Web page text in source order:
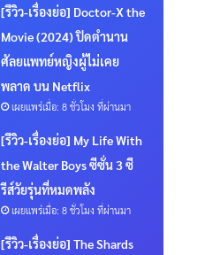
[รีวิว-เรื่องย่อ] Doctor-X the
Movie (2024) ปิดตำนาน
ศัลยแพทย์หญิงผู้ไม่เคย
พลาด บน Netflix
เผยแพร่เมื่อ: 8 ชั่วโมง ที่ผ่านมา
[รีวิว-เรื่องย่อ] My Life With
the Walter Boys ซีซั่น 3 ซี
รีส์วัยรุ่นที่หมดพลัง
เผยแพร่เมื่อ: 8 ชั่วโมง ที่ผ่านมา
[รีวิว-เรื่องย่อ] The Shards